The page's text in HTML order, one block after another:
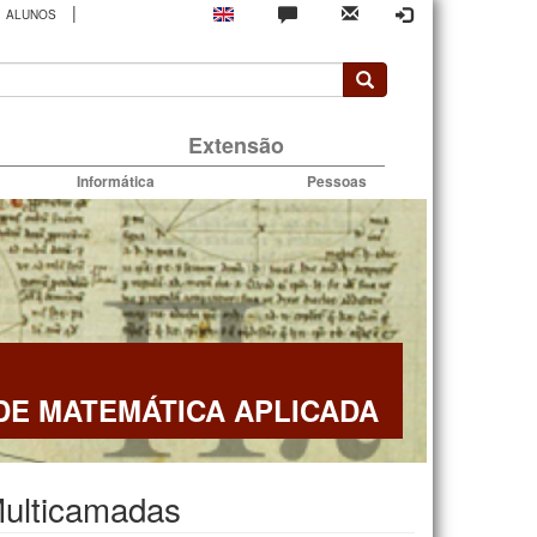
ALUNOS |
Extensão
Informática Pessoas
MATEMÁTICA APLICADA